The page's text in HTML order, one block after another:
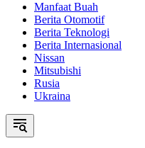
Manfaat Buah
Berita Otomotif
Berita Teknologi
Berita Internasional
Nissan
Mitsubishi
Rusia
Ukraina